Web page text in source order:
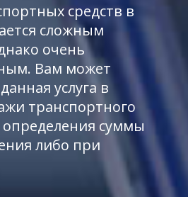
средств в
сложным
очень
Вам может
услуга в
транспортного
определения суммы
либо при